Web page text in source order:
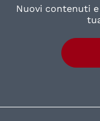
Nuovi contenuti